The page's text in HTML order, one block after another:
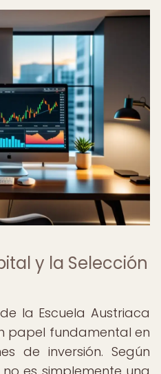
y la Selección
la Escuela Austriaca
papel fundamental en
de inversión. Según